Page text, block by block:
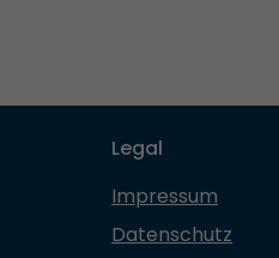
Legal
Impressum
Datenschutz